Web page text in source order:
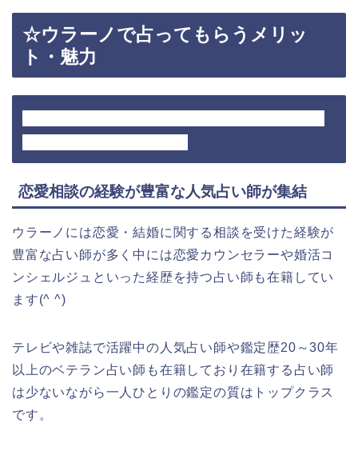
☆ウラーノで占ってもらうメリッ
ト・魅力
恋愛相談の経験が豊富な人気占い師が集結
ウラーノには恋愛・結婚に関する相談を受けた経験が
豊富な占い師が多く中には恋愛カウンセラーや婚活コ
ンシェルジュといった経歴を持つ占い師も在籍し てい
ます(^ ^)
テレビや雑誌で活躍中の人気占い師や鑑定歴20～30年
以上のベテラン占い師も在籍しており在籍する占い師
は少ないながら一人ひとりの鑑定の質はトップクラス
です。